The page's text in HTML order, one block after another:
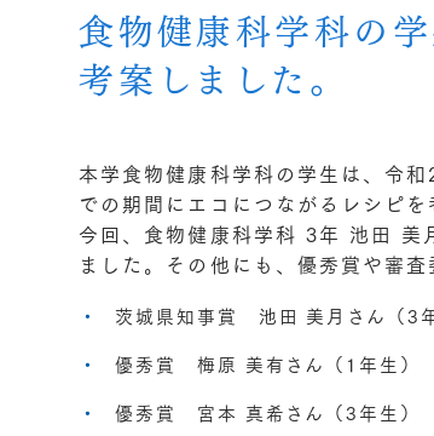
食物健康科学科の
考案しました。
本学食物健康科学科の学生は、令
での期間にエコにつながるレシピ
今回、食物健康科学科 3年 池田 美
ました。その他にも、優秀賞や審
茨城県知事賞 池田 美月さん（3年
優秀賞 梅原 美有さん（1年生）
優秀賞 宮本 真希さん（3年生）